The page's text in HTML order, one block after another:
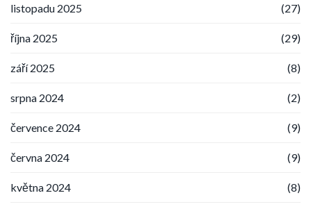
listopadu 2025 (27)
října 2025 (29)
září 2025 (8)
srpna 2024 (2)
července 2024 (9)
června 2024 (9)
května 2024 (8)